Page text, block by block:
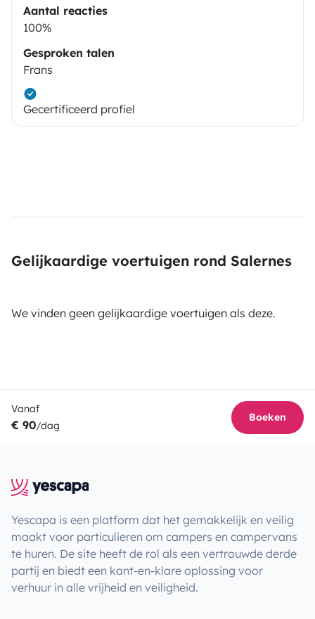
Aantal reacties
100%
Gesproken talen
Frans
Gecertificeerd profiel
Gelijkaardige voertuigen rond Salernes
We vinden geen gelijkaardige voertuigen als deze.
Vanaf
€ 90/dag
Boeken
Yescapa is een platform dat het gemakkelijk en veilig
maakt voor particulieren om campers en campervans
te huren. De site heeft de rol als een vertrouwde derde
partij en biedt een kant-en-klare oplossing voor
verhuur in alle vrijheid en veiligheid.